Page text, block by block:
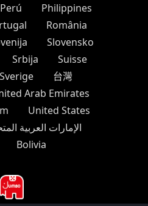
Perú
Philippines
România
Slovensko
Srbija
Suisse
Sverige
台灣
Arab Emirates
United States
الإمارات العربية
Bolivia